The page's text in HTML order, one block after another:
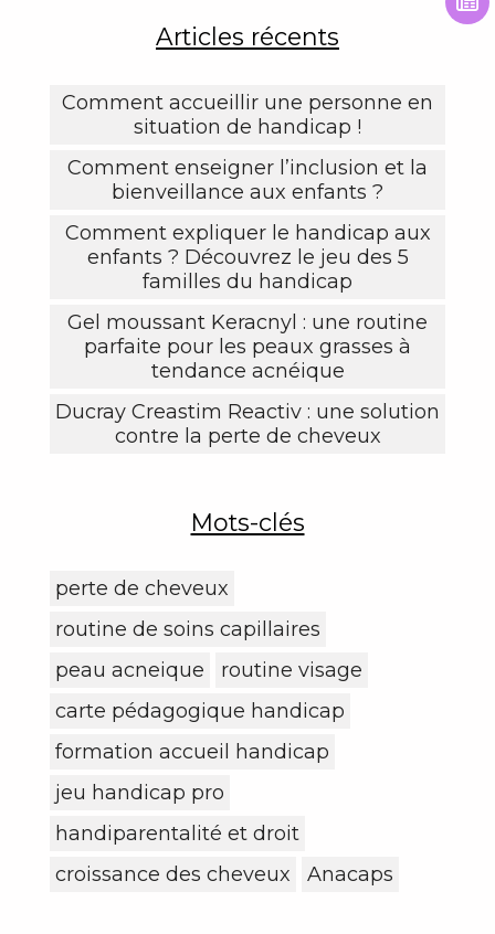
Articles récents
Comment accueillir une personne en
situation de handicap !
Comment enseigner l’inclusion et la
bienveillance aux enfants ?
Comment expliquer le handicap aux
enfants ? Découvrez le jeu des 5
familles du handicap
Gel moussant Keracnyl : une routine
parfaite pour les peaux grasses à
tendance acnéique
Ducray Creastim Reactiv : une solution
contre la perte de cheveux
Mots-clés
perte de cheveux
routine de soins capillaires
peau acneique
routine visage
carte pédagogique handicap
formation accueil handicap
jeu handicap pro
handiparentalité et droit
croissance des cheveux
Anacaps